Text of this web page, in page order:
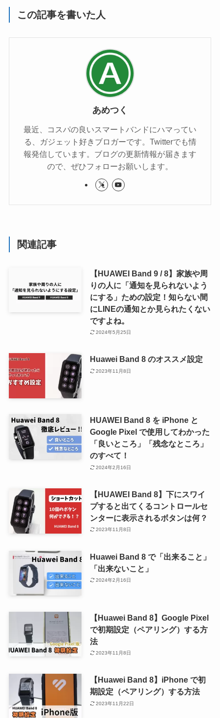
この記事を書いた人
あめつく
最近、コスパの良いスマートバンドにハマってい
る、ガジェット好きブロガーです。Twitterでも情
報発信しています。ブログの更新情報が届きます
ので、ぜひフォローお願いします。
関連記事
【HUAWEI Band 9 / 8】家族や周
りの人に「通知を見られないよう
にする」ための設定！知らない間
にLINEの通知とか見られたくない
ですよね。
2024年5月25日
Huawei Band 8 のオススメ設定
2023年11月8日
HUAWEI Band 8 を iPhone と
Google Pixel で使用してわかった
「良いところ」「残念なところ」
のすべて！
2024年2月16日
【HUAWEI Band 8】下にスワイ
プすると出てくるコントロールセ
ンターに表示されるボタンは何？
2023年11月8日
Huawei Band 8 で「出来ること」
「出来ないこと」
2024年2月16日
【Huawei Band 8】Google Pixel
で初期設定（ペアリング）する方
法
2023年11月8日
【Huawei Band 8】iPhone で初
期設定（ペアリング）する方法
2023年11月22日